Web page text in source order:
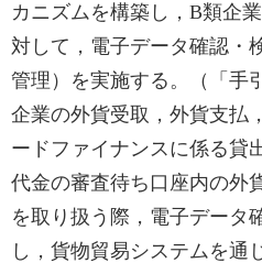
カニズムを構築し，B類企
対して，電子データ確認・
管理）を実施する。（「手
企業の外貨受取，外貨支払
ードファイナンスに係る貸
代金の審査待ち口座内の外
を取り扱う際，電子データ
し，貨物貿易システムを通